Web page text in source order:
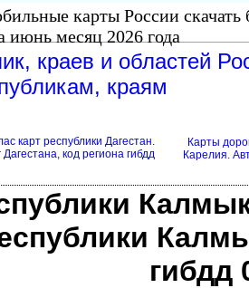
карты России скачать
месяц 2026 года
краев и областей
краям
карт республики Дагестан.
код региона гибдд
Карты
Карелия.
ибдд